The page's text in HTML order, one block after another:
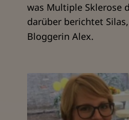
was Multiple Sklerose
darüber berichtet
Bloggerin Alex.